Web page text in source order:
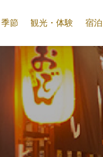
季節 観光・体験 宿泊